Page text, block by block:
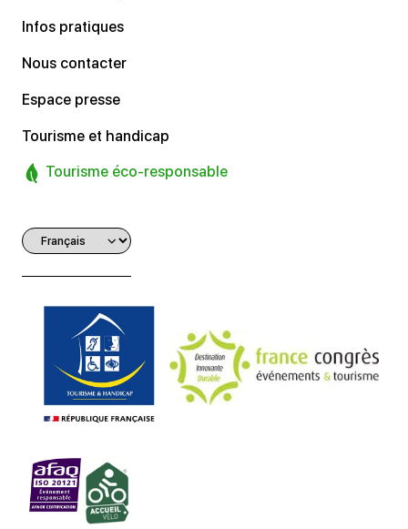
Infos pratiques
Nous contacter
Espace presse
Tourisme et handicap
Tourisme éco-responsable